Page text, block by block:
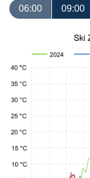
06:00 09:00